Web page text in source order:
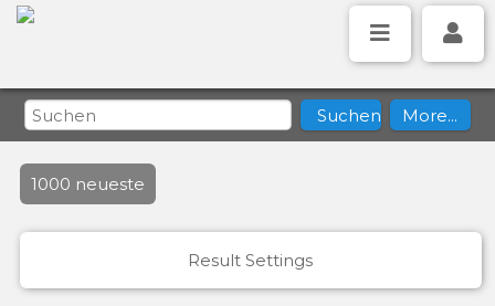
1000 neueste
Result Settings